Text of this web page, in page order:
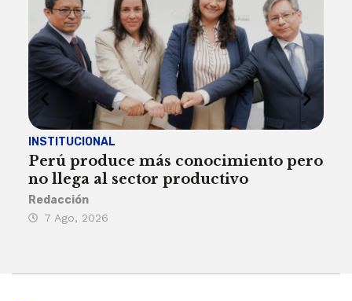
INSTITUCIONAL
Perú produce más conocimiento pero
no llega al sector productivo
Redacción
7 Ago, 2026